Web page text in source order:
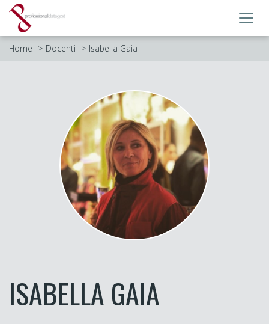
Home Docenti Isabella Gaia
ISABELLA GAIA